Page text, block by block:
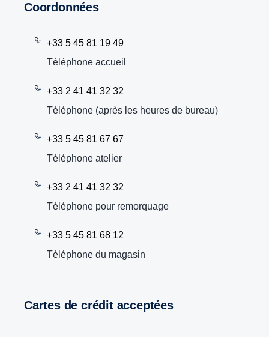
Coordonnées
+33 5 45 81 19 49
Téléphone accueil
+33 2 41 41 32 32
Téléphone (après les heures de bureau)
+33 5 45 81 67 67
Téléphone atelier
+33 2 41 41 32 32
Téléphone pour remorquage
+33 5 45 81 68 12
Téléphone du magasin
Cartes de crédit acceptées